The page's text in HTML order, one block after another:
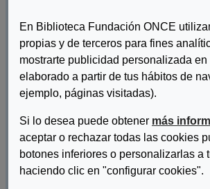
En Biblioteca Fundación ONCE
propias y de terceros para fines
mostrarte publicidad personalizada en
elaborado a partir de tus hábitos de
ejemplo, páginas visitadas).
Si lo desea puede obtener más
aceptar o rechazar todas las cookies
botones inferiores o personalizarlas a
haciendo clic en "configurar cookies".
Autor/es:Cabra de Luna, Miguel Ángel
Descripcion: